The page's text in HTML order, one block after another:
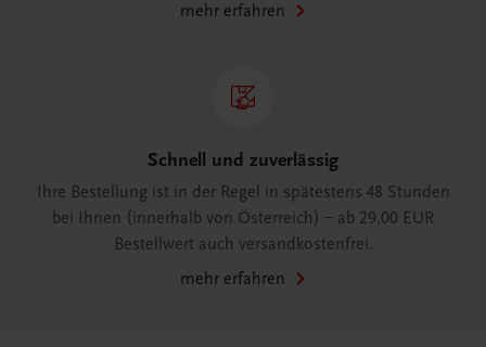
mehr erfahren
Schnell und zuverlässig
Ihre Bestellung ist in der Regel in spätestens 48 Stunden
bei Ihnen (innerhalb von Österreich) – ab 29,00 EUR
Bestellwert auch versandkostenfrei.
mehr erfahren